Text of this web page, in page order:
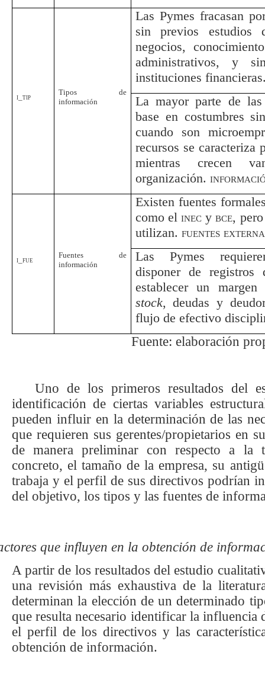
i_tip
Tipos de
información
Las Pymes fracasan
sin previos estudios
negocios,
administrativos, y
instituciones
La mayor parte de
base en costumbres
cuando son
recursos se caracteriza
mientras crecen
organización.
i_fue
Fuentes de
información
Existen fuentes
como elinec ybce,
utilizan. fuentes
Las Pymes
disponer de
establecer un
stock, deudas y
flujo de efectivo
Fuente: elaboración
Uno de los primeros resultados del
identificación de ciertas variables
pueden influir en la determinación de las
que requieren sus gerentes/propietarios en
de manera preliminar con respecto a la
concreto, el tamaño de la empresa, su
trabaja y el perfil de sus directivos podrían
del objetivo, los tipos y las fuentes de
que influyen en la obtención de
A partir de los resultados del estudio
una revisión más exhaustiva de la
determinan la elección de un determinado
que resulta necesario identificar la influencia
el perfil de los directivos y las
obtención de información.